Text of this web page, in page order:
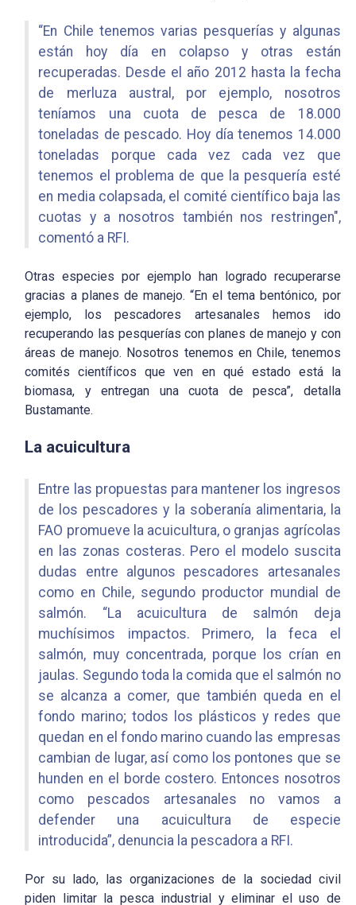
“En Chile tenemos varias pesquerías y algunas
están hoy día en colapso y otras están
recuperadas. Desde el año 2012 hasta la fecha
de merluza austral, por ejemplo, nosotros
teníamos una cuota de pesca de 18.000
toneladas de pescado. Hoy día tenemos 14.000
toneladas porque cada vez cada vez que
tenemos el problema de que la pesquería esté
en media colapsada, el comité científico baja las
cuotas y a nosotros también nos restringen",
comentó a RFI.
Otras especies por ejemplo han logrado recuperarse
gracias a planes de manejo. “En el tema bentónico, por
ejemplo, los pescadores artesanales hemos ido
recuperando las pesquerías con planes de manejo y con
áreas de manejo. Nosotros tenemos en Chile, tenemos
comités científicos que ven en qué estado está la
biomasa, y entregan una cuota de pesca”, detalla
Bustamante.
La acuicultura
Entre las propuestas para mantener los ingresos
de los pescadores y la soberanía alimentaria, la
FAO promueve la acuicultura, o granjas agrícolas
en las zonas costeras. Pero el modelo suscita
dudas entre algunos pescadores artesanales
como en Chile, segundo productor mundial de
salmón. “La acuicultura de salmón deja
muchísimos impactos. Primero, la feca el
salmón, muy concentrada, porque los crían en
jaulas. Segundo toda la comida que el salmón no
se alcanza a comer, que también queda en el
fondo marino; todos los plásticos y redes que
quedan en el fondo marino cuando las empresas
cambian de lugar, así como los pontones que se
hunden en el borde costero. Entonces nosotros
como pescados artesanales no vamos a
defender una acuicultura de especie
introducida”, denuncia la pescadora a RFI.
Por su lado, las organizaciones de la sociedad civil
piden limitar la pesca industrial y eliminar el uso de